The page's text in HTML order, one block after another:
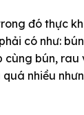
đó thực
có như:
bún,
nhiều